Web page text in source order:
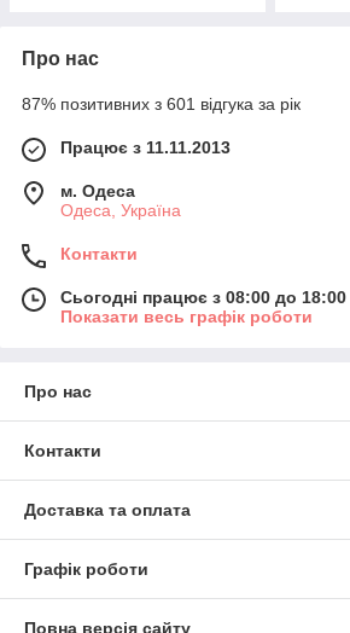
Про нас
87% позитивних з 601 відгука за рік
Працює з 11.11.2013
м. Одеса
Одеса, Україна
Контакти
Сьогодні працює з 08:00 до 18:00
Показати весь графік роботи
Про нас
Контакти
Доставка та оплата
Графік роботи
Повна версія сайту